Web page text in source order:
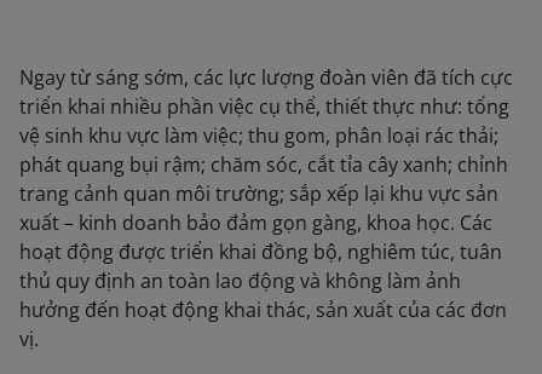
Ngay từ sáng sớm, các lực lượng đoàn viên đã tích cực
triển khai nhiều phần việc cụ thể, thiết thực như: tổng
vệ sinh khu vực làm việc; thu gom, phân loại rác thải;
phát quang bụi rậm; chăm sóc, cắt tỉa cây xanh; chỉnh
trang cảnh quan môi trường; sắp xếp lại khu vực sản
xuất – kinh doanh bảo đảm gọn gàng, khoa học. Các
hoạt động được triển khai đồng bộ, nghiêm túc, tuân
thủ quy định an toàn lao động và không làm ảnh
hưởng đến hoạt động khai thác, sản xuất của các đơn
vị.